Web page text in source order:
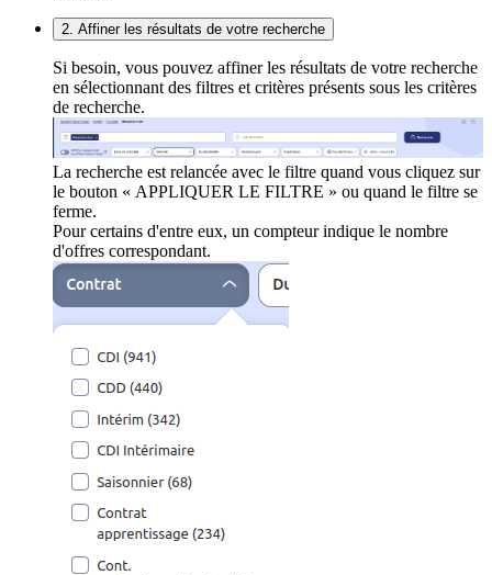
2. Affiner les résultats de votre recherche
Si besoin, vous pouvez affiner les résultats de votre recherche
en sélectionnant des filtres et critères présents sous les critères
de recherche.
La recherche est relancée avec le filtre quand vous cliquez sur
le bouton « APPLIQUER LE FILTRE » ou quand le filtre se
ferme.
Pour certains d'entre eux, un compteur indique le nombre
d'offres correspondant.